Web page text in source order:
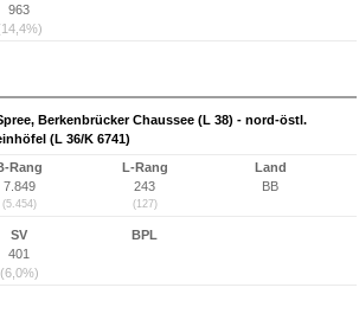
963
Berkenbrücker Chaussee (L 38) - nord-östl.
(L 36/K 6741)
Rang
7.849
(5.454)
L-Rang
243
(127)
Land
BB
SV
401
(6,0%)
BPL